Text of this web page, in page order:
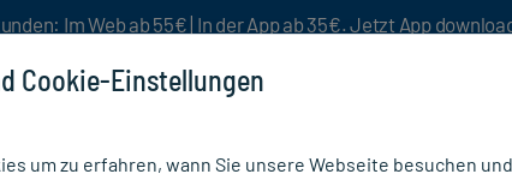
Im Web ab 55€ | In der App ab 35€. Jetzt App
Cookie-Einstellungen
um zu erfahren, wann Sie unsere Webseite besuchen